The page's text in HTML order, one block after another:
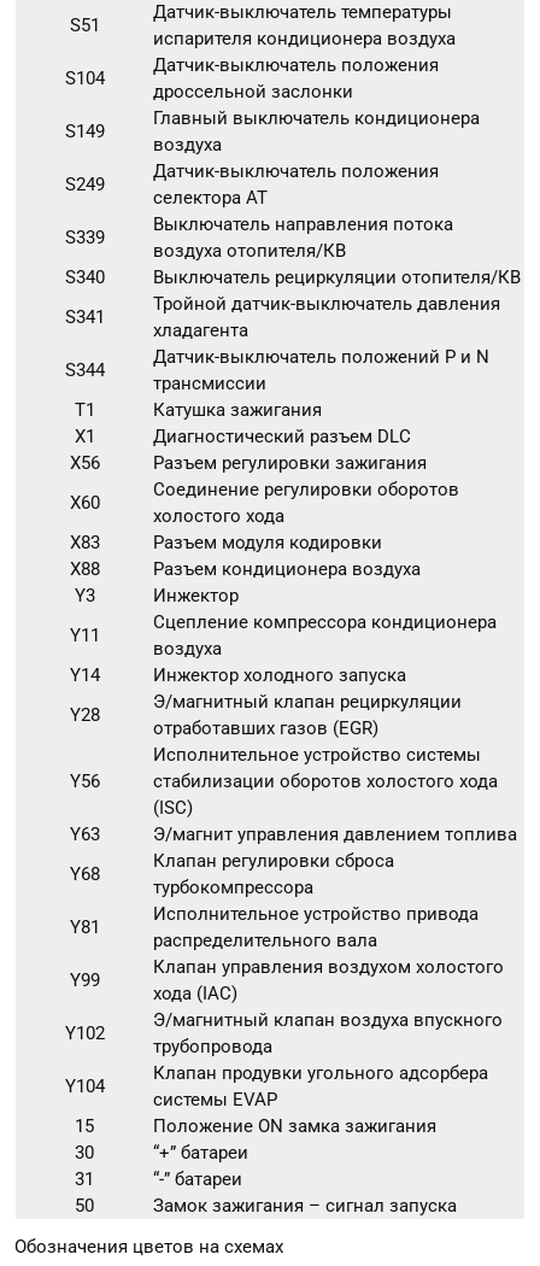
S51
Датчик-выключатель температуры
испарителя кондиционера воздуха
S104
Датчик-выключатель положения
дроссельной заслонки
S149
Главный выключатель кондиционера
воздуха
S249
Датчик-выключатель положения
селектора АТ
S339
Выключатель направления потока
воздуха отопителя/КВ
S340
Выключатель рециркуляции отопителя/КВ
S341
Тройной датчик-выключатель давления
хладагента
S344
Датчик-выключатель положений P и N
трансмиссии
T1
Катушка зажигания
X1
Диагностический разъем DLC
X56
Разъем регулировки зажигания
X60
Соединение регулировки оборотов
холостого хода
X83
Разъем модуля кодировки
X88
Разъем кондиционера воздуха
Y3
Инжектор
Y11
Сцепление компрессора кондиционера
воздуха
Y14
Инжектор холодного запуска
Y28
Э/магнитный клапан рециркуляции
отработавших газов (EGR)
Y56
Исполнительное устройство системы
стабилизации оборотов холостого хода
(ISC)
Y63
Э/магнит управления давлением топлива
Y68
Клапан регулировки сброса
турбокомпрессора
Y81
Исполнительное устройство привода
распределительного вала
Y99
Клапан управления воздухом холостого
хода (IAC)
Y102
Э/магнитный клапан воздуха впускного
трубопровода
Y104
Клапан продувки угольного адсорбера
системы EVAP
15
Положение ON замка зажигания
30
“+” батареи
31
“-” батареи
50
Замок зажигания – сигнал запуска
Обозначения цветов на схемах